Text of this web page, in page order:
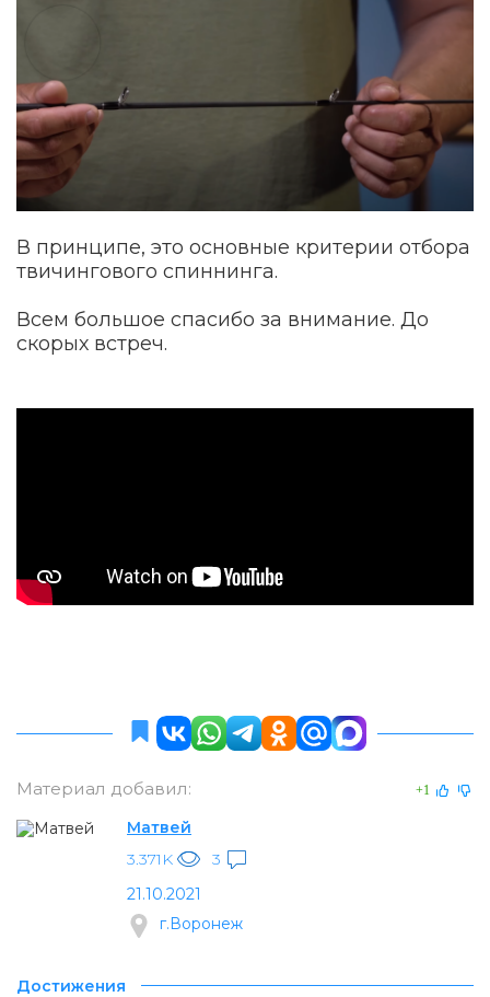
В принципе, это основные критерии отбора
твичингового спиннинга.
Всем большое спасибо за внимание. До
скорых встреч.
Материал добавил: +1
Матвей
3.371K
3
21.10.2021
г.Воронеж
Достижения